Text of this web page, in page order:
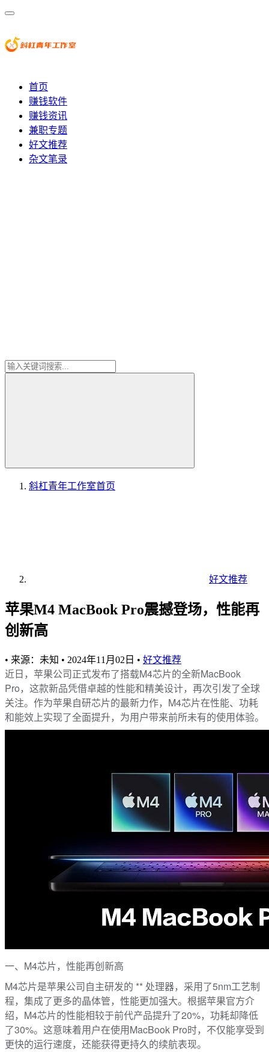
首页
赚钱软件
赚钱资讯
兼职专题
好文推荐
杂文笔录
斜杠青年工作室首页
好文推荐
苹果M4 MacBook Pro震撼登场，性能再
创新高
• 来源：未知 • 2024年11月02日 • 好文推荐
近日，苹果公司正式发布了搭载M4芯片的全新MacBook
Pro，这款新品凭借卓越的性能和精美设计，再次引发了全球
关注。作为苹果自研芯片的最新力作，M4芯片在性能、功耗
和能效上实现了全面提升，为用户带来前所未有的使用体验。
一、M4芯片，性能再创新高
M4芯片是苹果公司自主研发的 ** 处理器，采用了5nm工艺制
程，集成了更多的晶体管，性能更加强大。根据苹果官方介
绍，M4芯片的性能相较于前代产品提升了20%，功耗却降低
了30%。这意味着用户在使用MacBook Pro时，不仅能享受到
更快的运行速度，还能获得更持久的续航表现。